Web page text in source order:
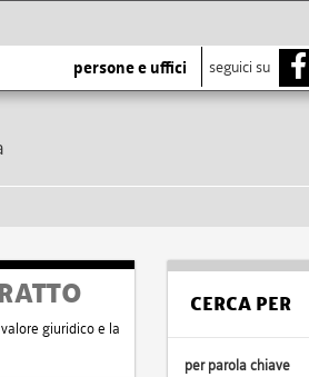
persone e uffici seguici su
giuridico e la
CERCA PER
per parola chiave